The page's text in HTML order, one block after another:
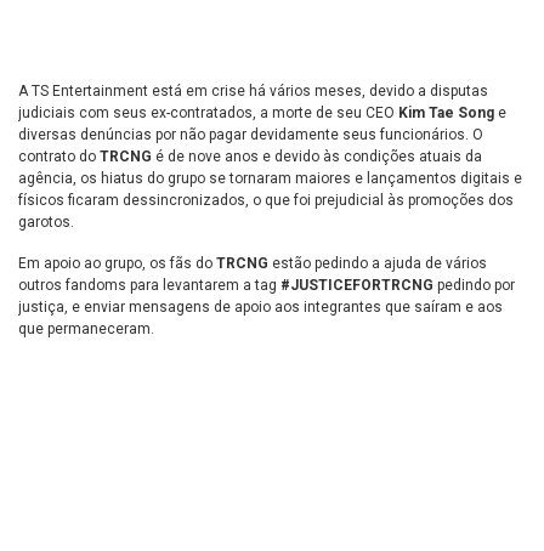
A TS Entertainment está em crise há vários meses, devido a disputas
judiciais com seus ex-contratados, a morte de seu CEO Kim Tae Song e
diversas denúncias por não pagar devidamente seus funcionários. O
contrato do TRCNG é de nove anos e devido às condições atuais da
agência, os hiatus do grupo se tornaram maiores e lançamentos digitais e
físicos ficaram dessincronizados, o que foi prejudicial às promoções dos
garotos.
Em apoio ao grupo, os fãs do TRCNG estão pedindo a ajuda de vários
outros fandoms para levantarem a tag #JUSTICEFORTRCNG pedindo por
justiça, e enviar mensagens de apoio aos integrantes que saíram e aos
que permaneceram.